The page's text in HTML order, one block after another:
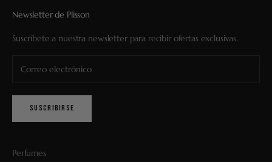
Newsletter de Plisson
Suscríbete a nuestra newsletter para recibir ofertas exclusivas.
SUSCRIBIRSE
Perfumes